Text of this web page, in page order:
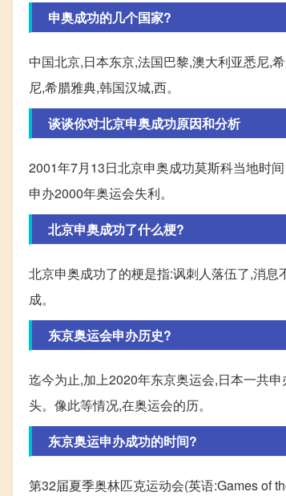
申奥成功的几个国家?
中国北京,日本东京,法国巴黎,澳大利亚悉尼,
尼,希腊雅典,韩国汉城,西。
谈谈你对北京申奥成功原因和分析
2001年7月13日北京申奥成功莫斯科当地时
申办2000年奥运会失利。
北京申奥成功了什么梗?
北京申奥成功了的梗是指:讽刺人落伍了,消
成。
东京奥运会申办历史?
迄今为止,加上2020年东京奥运会,日本一共
头。像此等情况,在奥运会的历。
东京奥运申办成功的时间?
第32届夏季奥林匹克运动会(英语:Games of